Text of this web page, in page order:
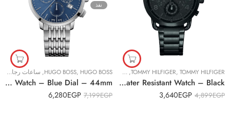
TOMMY HILFIGER, TOMMY HILFIGER
, ساعات رجالية
Original Tommy Hilfiger Men’s 1791423 Stainless Steel Round Analog Water Resistant Watch – Black
4,899EGP
3,640EGP
نفذ
HUGO BOSS, HUGO BOSS
, ساعات رجالية
Original Hugo Boss 1513269 Chronograph Stainless Steel Quartz Watch – Blue Dial – 44mm
7,199EGP
6,280EGP